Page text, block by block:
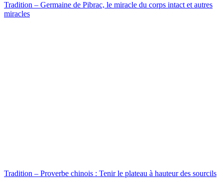
Tradition – Germaine de Pibrac, le miracle du corps intact et autres
miracles
Tradition – Proverbe chinois : Tenir le plateau à hauteur des sourcils